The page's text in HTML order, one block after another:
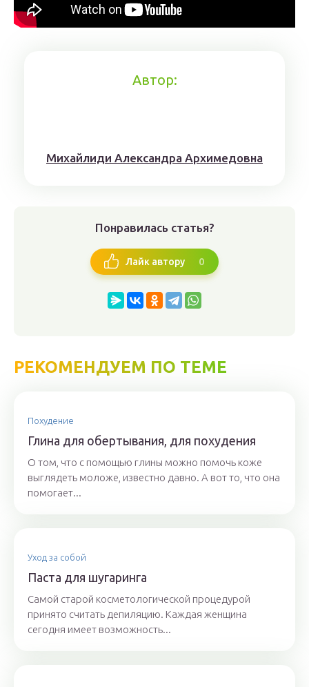
Автор:
Михaйлиди Aлександрa Aрхимедовна
Понравилась статья?
Лайк автору 0
РЕКОМЕНДУЕМ ПО ТЕМЕ
Похудение
Глина для обертывания, для похудения
О том, что с помощью глины можно помочь коже
выглядеть моложе, известно давно. А вот то, что она
помогает...
Уход за собой
Паста для шугаринга
Самой старой косметологической процедурой
принято считать депиляцию. Каждая женщина
сегодня имеет возможность...